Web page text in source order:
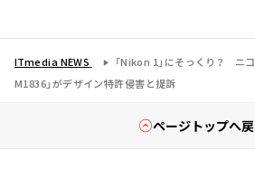
ITmedia NEWS
「Nikon 1」にそっくり？ ニ
M1836」がデザイン特許侵害と提訴
ページトップへ